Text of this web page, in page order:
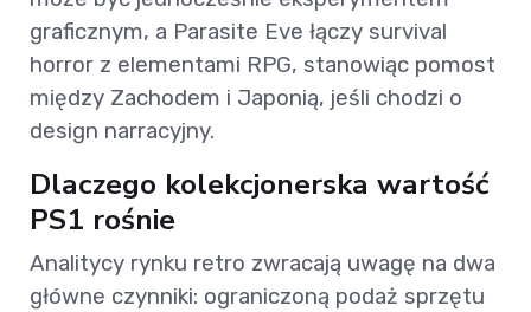
graficznym, a Parasite Eve łączy survival
horror z elementami RPG, stanowiąc pomost
między Zachodem i Japonią, jeśli chodzi o
design narracyjny.
Dlaczego kolekcjonerska wartość
PS1 rośnie
Analitycy rynku retro zwracają uwagę na dwa
główne czynniki: ograniczoną podaż sprzętu